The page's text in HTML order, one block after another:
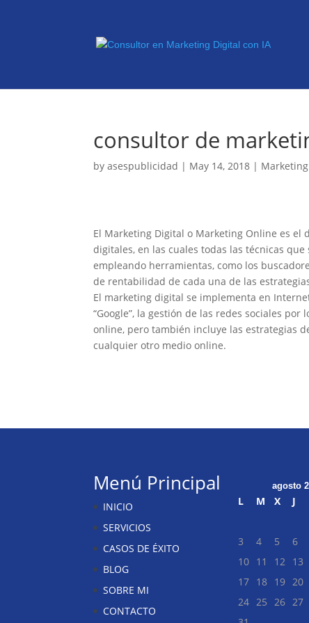
consultor de
byasespublicidad | May 14, 2018 |
El Marketing Digital o Marketing Online es el
digitales, en las cuales todas las técnicas
empleando herramientas, como los
de rentabilidad de cada una de las
El marketing digital se implementa en
“Google”, la gestión de las redes sociales
online, pero también incluye las estrategias
cualquier otro medio online.
Menú Principal
INICIO
SERVICIOS
CASOS DE ÉXITO
BLOG
SOBRE MI
CONTACTO
agosto
L M X J
3
4 5 6
10 11 12 13
17 18 19 20
24 25 26 27